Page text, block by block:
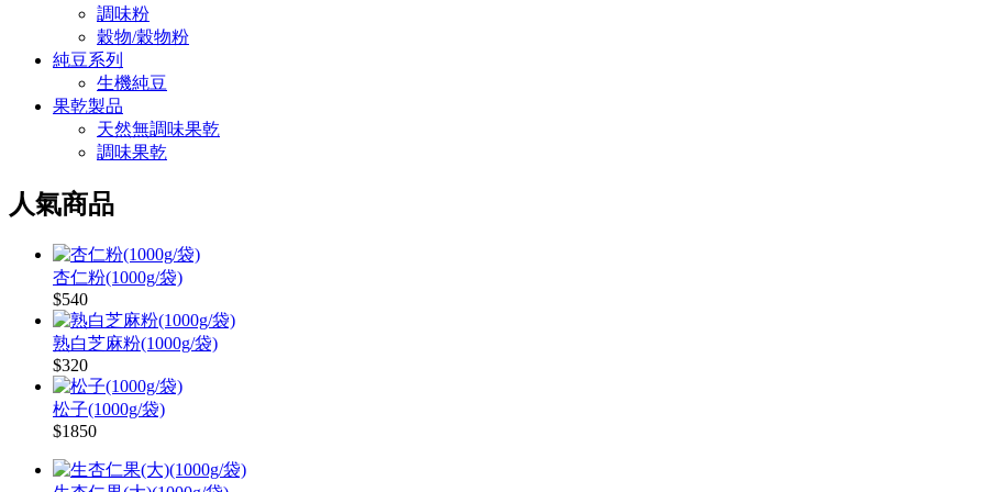
調味粉
穀物/穀物粉
純豆系列
生機純豆
果乾製品
天然無調味果乾
調味果乾
人氣商品
杏仁粉(1000g/袋)
$540
熟白芝麻粉(1000g/袋)
$320
松子(1000g/袋)
$1850